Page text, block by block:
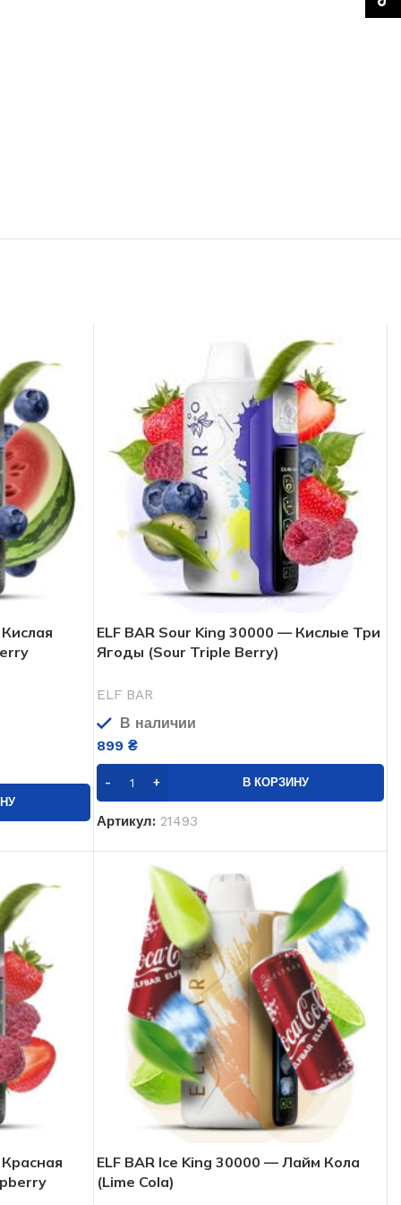
ELF BAR Sour King 30000 — Кислые Три
Ягоды (Sour Triple Berry)
ELF BAR
В наличии
899 ₴
В КОРЗИНУ
Артикул: 21493
ELF BAR Ice King 30000 — Лайм Кола
(Lime Cola)